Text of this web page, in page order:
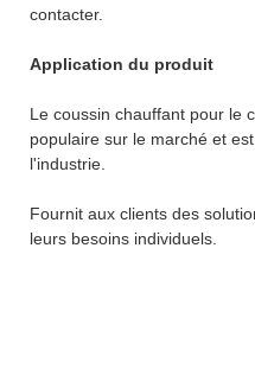
contacter.
Application du produit
Le coussin chauffant pour le
populaire sur le marché et
l'industrie.
Fournit aux clients des
leurs besoins individuels.